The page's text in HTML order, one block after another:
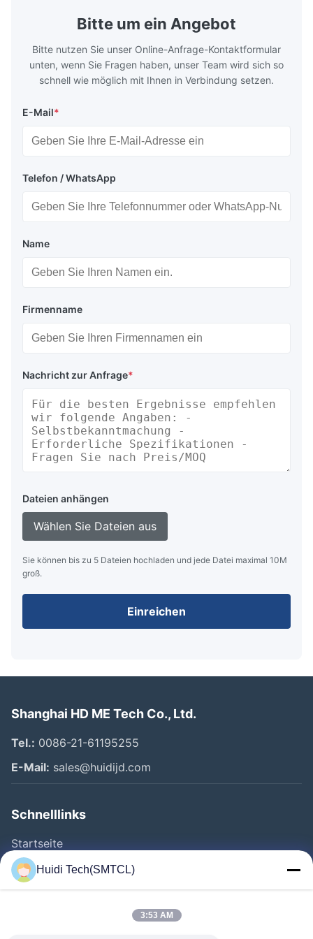
Bitte um ein Angebot
Bitte nutzen Sie unser Online-Anfrage-Kontaktformular
unten, wenn Sie Fragen haben, unser Team wird sich so
schnell wie möglich mit Ihnen in Verbindung setzen.
E-Mail*
Telefon / WhatsApp
Name
Firmenname
Nachricht zur Anfrage*
Dateien anhängen
Wählen Sie Dateien aus
Sie können bis zu 5 Dateien hochladen und jede Datei maximal 10M
groß.
Einreichen
Shanghai HD ME Tech Co., Ltd.
Tel.: 0086-21-61195255
E-Mail: sales@huidijd.com
Schnelllinks
Startseite
Produkte
Videos
Huidi Tech(SMTCL)
3:53 AM